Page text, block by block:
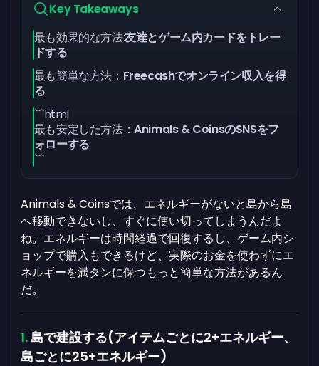
Key Takeaways
最も効果的な方法:友達とゲーム内カードをトレー
ドする
最も簡単な方法： Freecashでオンライン収入を得
る
```html
最も安定した方法：Animals & CoinsのSNSをフ
ォローする
```
Animals & Coinsでは、エネルギーがないと島から島
へ移動できないし、すぐに使い切ってしまうんだよ
ね。エネルギーは時間経過で回復するし、ゲーム内シ
ョップで購入もできるけど、実際のお金を使わずにエ
ネルギーを満タンに保つもっと簡単な方法があるん
だ。
島で建設する(アイテムごとに2+エネルギー、
島ごとに25+エネルギー)